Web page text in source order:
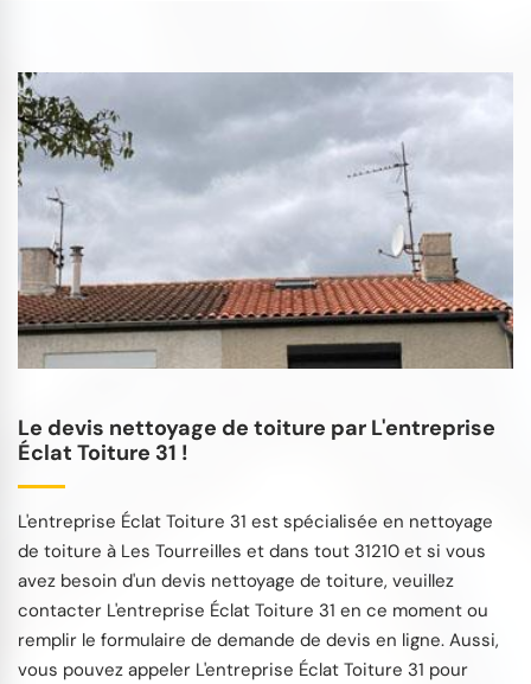
Le devis nettoyage de toiture par L'entreprise
Éclat Toiture 31 !
L'entreprise Éclat Toiture 31 est spécialisée en nettoyage
de toiture à Les Tourreilles et dans tout 31210 et si vous
avez besoin d'un devis nettoyage de toiture, veuillez
contacter L'entreprise Éclat Toiture 31 en ce moment ou
remplir le formulaire de demande de devis en ligne. Aussi,
vous pouvez appeler L'entreprise Éclat Toiture 31 pour